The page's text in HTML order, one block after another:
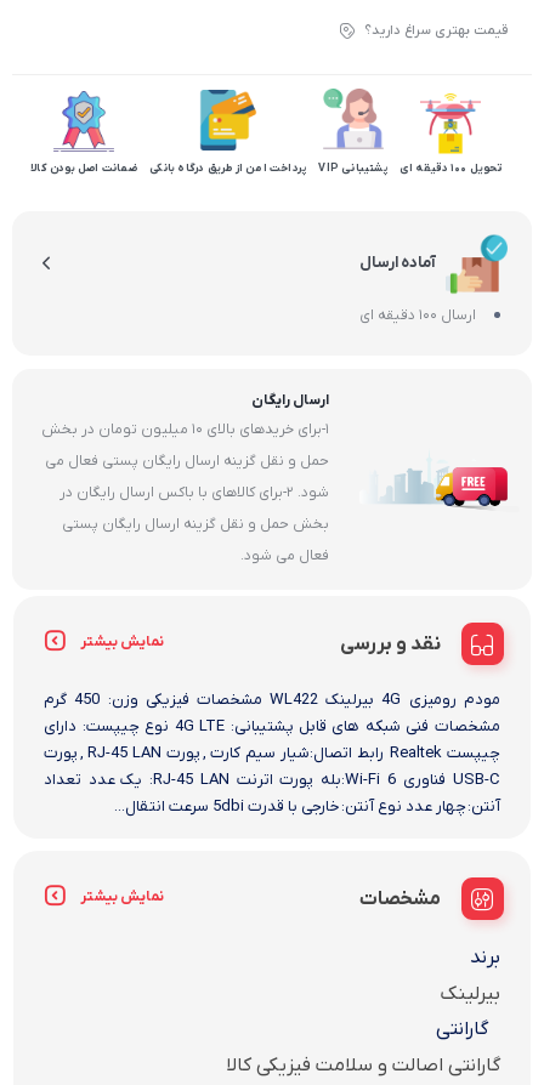
قیمت بهتری سراغ دارید؟
تحویل 100 دقیقه ای پشتیبانی VIP پرداخت امن از طریق درگاه بانکی ضمانت اصل بودن کالا
آماده ارسال
ارسال 100 دقیقه ای
ارسال رایگان
1-برای خریدهای بالای 10 میلیون تومان در بخش
حمل و نقل گزینه ارسال رایگان پستی فعال می
شود. 2-برای کالاهای با باکس ارسال رایگان در
بخش حمل و نقل گزینه ارسال رایگان پستی
فعال می شود.
نقد و بررسی نمایش بیشتر
مودم رومیزی 4G بیرلینک WL422 مشخصات فیزیکی وزن: 450 گرم
مشخصات فنی شبکه های قابل پشتیبانی: 4G LTE نوع چیپست: دارای
چیپست Realtek رابط‌ اتصال:شیار سیم کارت , پورت RJ-45 LAN , پورت
USB-C فناوری Wi-Fi 6:بله پورت اترنت RJ-45 LAN: یک عدد تعداد
آنتن: چهار عدد نوع آنتن: خارجی با قدرت 5dbi سرعت انتقال...
مشخصات نمایش بیشتر
برند
بیرلینک
گارانتی
گارانتی اصالت و سلامت فیزیکی کالا